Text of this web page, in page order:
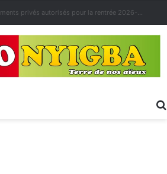
Made in Togo 2026 : un bilan positif qui prépare le terrain pour la Foire Internationale de Lomé